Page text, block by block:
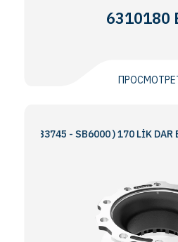
6310180
- SB6000 ) 170 LİK DAR BOĞAZ